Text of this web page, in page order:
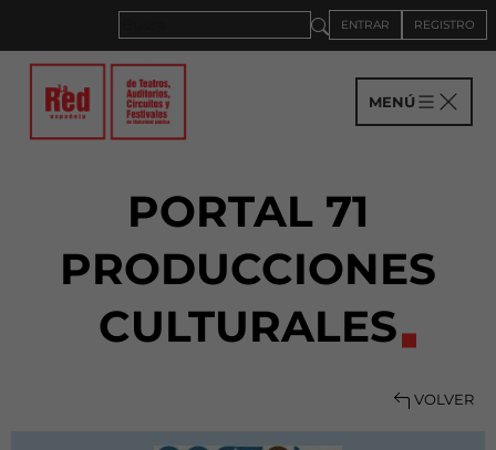
ENTRAR REGISTRO
MENÚ
PORTAL 71
PRODUCCIONES
CULTURALES
VOLVER